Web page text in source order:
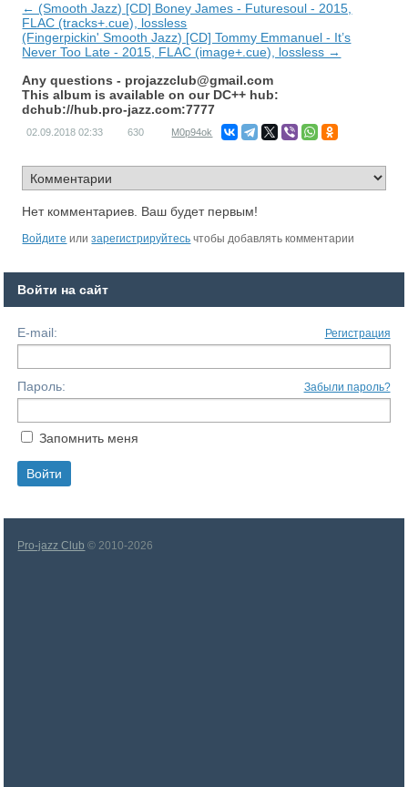
← (Smooth Jazz) [CD] Boney James - Futuresoul - 2015,
FLAC (tracks+.cue), lossless
(Fingerpickin' Smooth Jazz) [CD] Tommy Emmanuel - It’s
Never Too Late - 2015, FLAC (image+.cue), lossless →
Any questions - projazzclub@gmail.com
This album is available on our DC++ hub:
dchub://hub.pro-jazz.com:7777
02.09.2018 02:33 630 M0p94ok
Нет комментариев. Ваш будет первым!
Войдите илизарегистрируйтесь чтобы добавлять комментарии
Войти на сайт
E-mail: Регистрация
Пароль: Забыли пароль?
Запомнить меня
Pro-jazz Club © 2010-2026